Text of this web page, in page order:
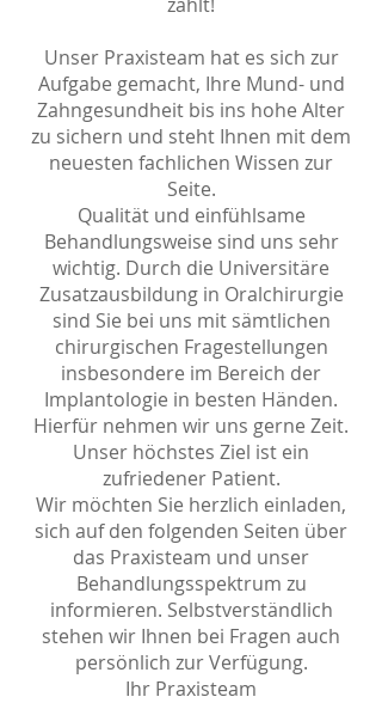
Unser Praxisteam hat es sich zur
Aufgabe gemacht, Ihre Mund- und
Zahngesundheit bis ins hohe Alter
zu sichern und steht Ihnen mit dem
neuesten fachlichen Wissen zur
Seite.
Qualität und einfühlsame
Behandlungsweise sind uns sehr
wichtig. Durch die Universitäre
Zusatzausbildung in Oralchirurgie
sind Sie bei uns mit sämtlichen
chirurgischen Fragestellungen
insbesondere im Bereich der
Implantologie in besten Händen.
Hierfür nehmen wir uns gerne Zeit.
Unser höchstes Ziel ist ein
zufriedener Patient.
Wir möchten Sie herzlich einladen,
sich auf den folgenden Seiten über
das Praxisteam und unser
Behandlungsspektrum zu
informieren. Selbstverständlich
stehen wir Ihnen bei Fragen auch
persönlich zur Verfügung.
Ihr Praxisteam